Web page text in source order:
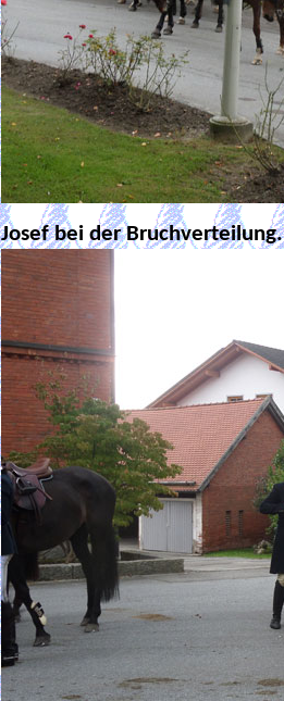
Josef bei der Bruchverteilung.